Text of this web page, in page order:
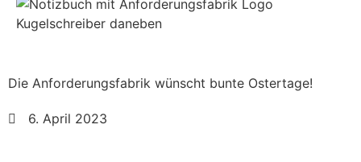
Die Anforderungsfabrik wünscht bunte Ostertage!
6. April 2023